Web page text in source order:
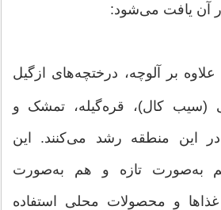
آن یافت می‌شود:
علاوه بر آلوچه، درختچه‌های ازگیل
کال)، قره‌گیله، تمشک و
این منطقه رشد می‌کنند. این
به‌صورت تازه و هم به‌صورت
و محصولات محلی استفاده